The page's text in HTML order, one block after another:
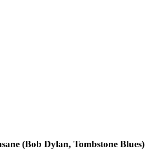
(Bob Dylan, Tombstone Blues)